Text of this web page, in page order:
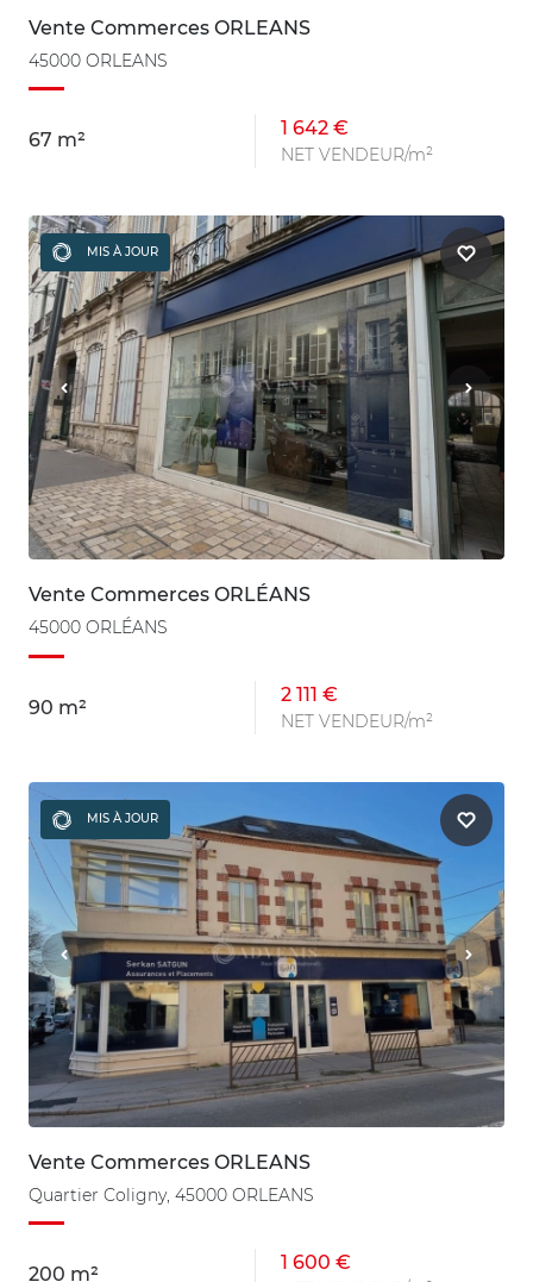
Vente Commerces ORLEANS
45000 ORLEANS
67 m²
1 642 €
NET VENDEUR/m²
MIS À JOUR
Vente Commerces ORLÉANS
45000 ORLÉANS
90 m²
2 111 €
NET VENDEUR/m²
MIS À JOUR
Vente Commerces ORLEANS
Quartier Coligny, 45000 ORLEANS
200 m²
1 600 €